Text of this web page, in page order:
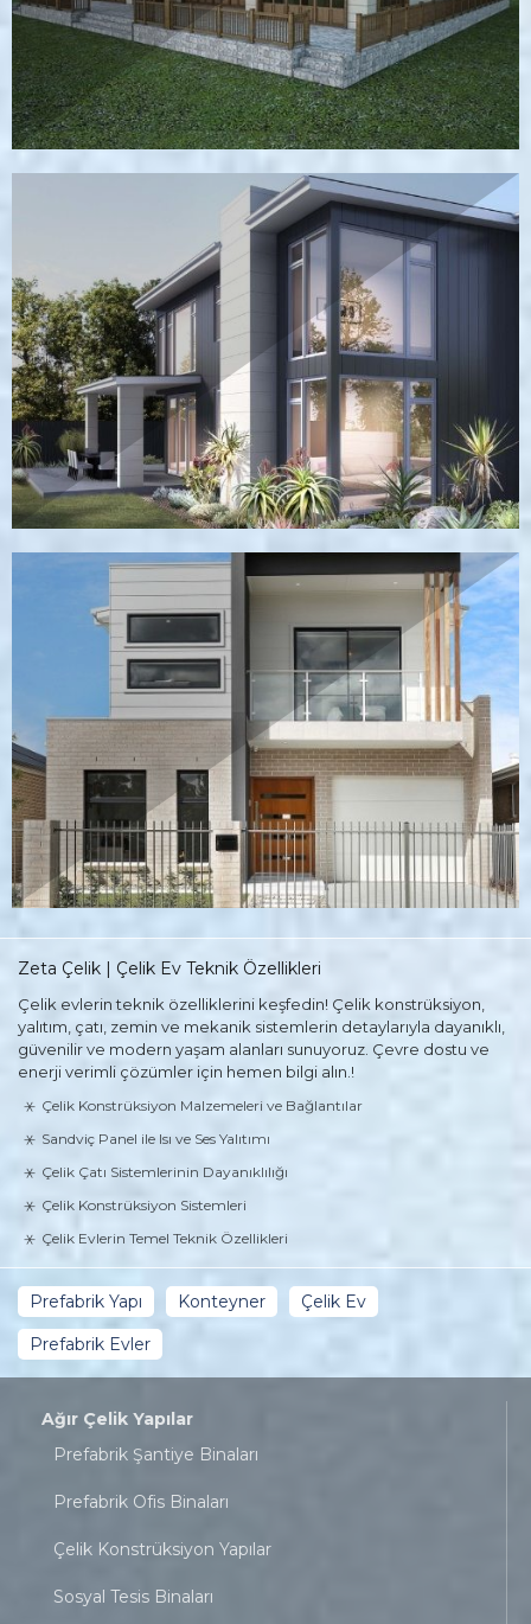
Zeta Çelik | Çelik Ev Teknik Özellikleri
Çelik evlerin teknik özelliklerini keşfedin! Çelik konstrüksiyon,
yalıtım, çatı, zemin ve mekanik sistemlerin detaylarıyla dayanıklı,
güvenilir ve modern yaşam alanları sunuyoruz. Çevre dostu ve
enerji verimli çözümler için hemen bilgi alın.!
Çelik Konstrüksiyon Malzemeleri ve Bağlantılar
Sandviç Panel ile Isı ve Ses Yalıtımı
Çelik Çatı Sistemlerinin Dayanıklılığı
Çelik Konstrüksiyon Sistemleri
Çelik Evlerin Temel Teknik Özellikleri
Prefabrik Yapı Konteyner
Çelik Ev
Prefabrik Evler
Ağır Çelik Yapılar
Prefabrik Şantiye Binaları
Prefabrik Ofis Binaları
Çelik Konstrüksiyon Yapılar
Sosyal Tesis Binaları